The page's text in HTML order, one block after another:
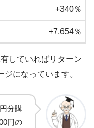
+340％
+7,654％
していればリターン
になっています。
分購
円の